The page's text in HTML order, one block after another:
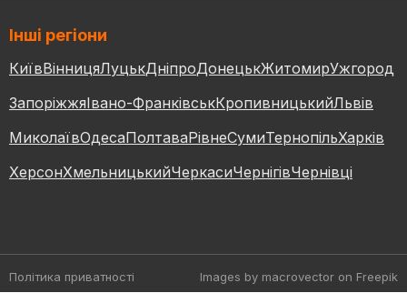
Інші регіони
КиївВінницяЛуцькДніпроДонецькЖитомирУжгород
ЗапоріжжяІвано-ФранківськКропивницькийЛьвів
МиколаївОдесаПолтаваРівнеСумиТернопільХарків
ХерсонХмельницькийЧеркасиЧернігівЧернівці
Політика приватності Images by macrovector on Freepik